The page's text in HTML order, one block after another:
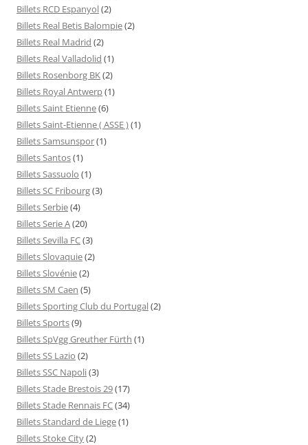
Billets RCD Espanyol(2)
Billets Real Betis Balompie(2)
Billets Real Madrid (2)
Billets Real Valladolid (1)
Billets Rosenborg BK(2)
Billets Royal Antwerp(1)
Billets Saint Etienne(6)
Billets Saint-Etienne ( ASSE )(1)
Billets Samsunspor(1)
Billets Santos(1)
Billets Sassuolo (1)
Billets SC Fribourg(3)
Billets Serbie(4)
Billets Serie A(20)
Billets Sevilla FC(3)
Billets Slovaquie(2)
Billets Slovénie(2)
Billets SM Caen (5)
Billets Sporting Club du Portugal(2)
Billets Sports(9)
Billets SpVgg Greuther Fürth (1)
Billets SS Lazio (2)
Billets SSC Napoli(3)
Billets Stade Brestois 29(17)
Billets Stade Rennais FC(34)
Billets Standard de Liege(1)
Billets Stoke City(2)